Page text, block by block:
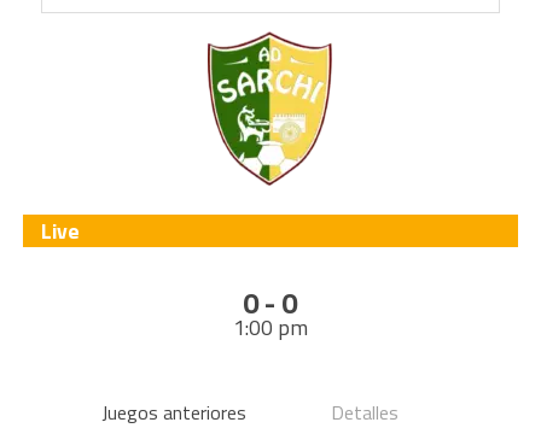
Live
0 - 0
1:00 pm
Juegos anteriores
Detalles